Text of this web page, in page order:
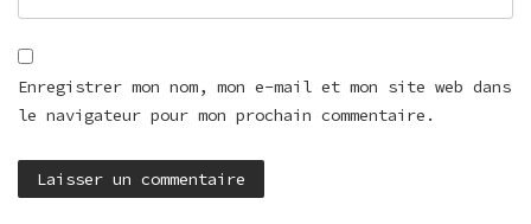
Enregistrer mon nom, mon e-mail et mon site web dans
le navigateur pour mon prochain commentaire.